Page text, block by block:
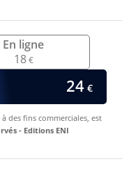
En ligne
18€
24€
des fins commerciales, est
- Editions ENI